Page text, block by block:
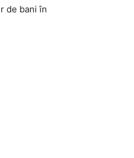
de bani în